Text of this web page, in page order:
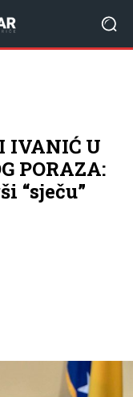
IVANIĆ U
PORAZA:
“sječu”